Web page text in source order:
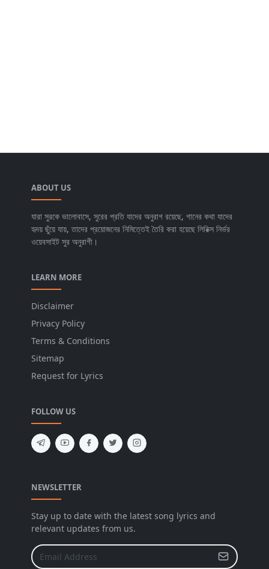
ABOUT US
যারা সুরকে ভালোবাসে, সুরের প্রতি যাদের অনুরাগ রয়েছে, গানের কথা যাদের
হৃদয় ছুঁয়ে যায়, তাদের প্রয়োজনের নিমিত্তেই তৈরি করা হয়েছে লিরিক্স নির্ভর
ওয়েবসাইট সুর অনুরাগী।
LEARN MORE
Disclaimer
Privacy Policy
Terms & Conditions
Sitemap
Request for Lyrics
FOLLOW US
NEWSLETTER
Stay up to date with the latest song lyrics and
relevant updates from us.